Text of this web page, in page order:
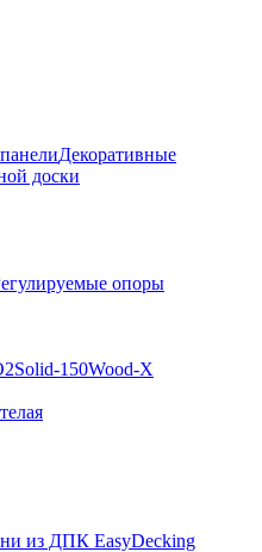
Декоративные
доски
опоры
Solid-150Wood-X
из ДПК EasyDecking